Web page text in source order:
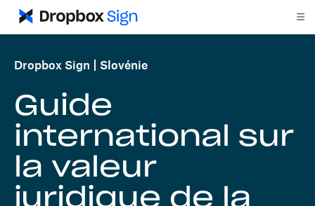
Dropbox Sign Slovénie
Guide
international sur
la valeur
juridique de la